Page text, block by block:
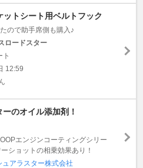
ットシート用ベルトフック
ので助手席側も購入♪
ロードスター
ト
12:59
のオイル添加剤！
エンジンコーティングシリー
ショットの相乗効果あり！
ュアラスター株式会社